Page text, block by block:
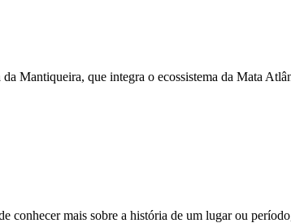
Mantiqueira, que integra o ecossistema da Mata
conhecer mais sobre a história de um lugar ou